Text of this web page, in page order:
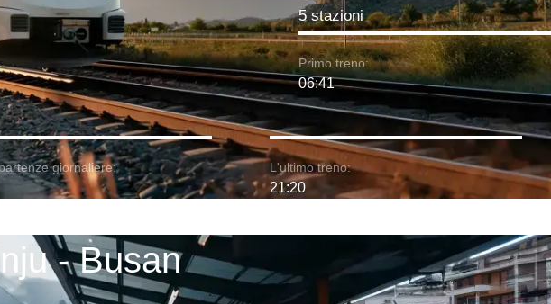
5 stazioni
Primo treno:
06:41
giornaliere: L'ultimo treno:
21:20
- Busan